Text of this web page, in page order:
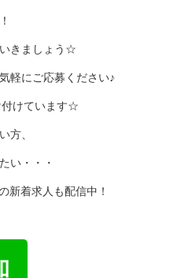
きましょう☆
軽にご応募ください♪
けています☆
方、
い・・・
新着求人も配信中！